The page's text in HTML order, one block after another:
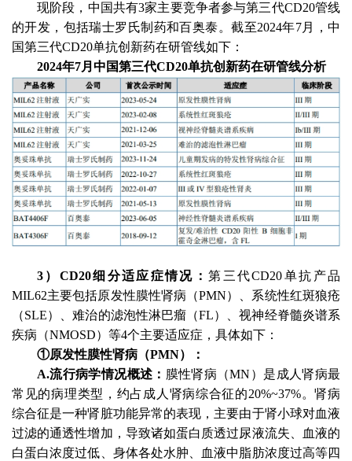
现阶段，中国共有3家主要竞争者参与第三代CD20管线
的开发，包括瑞士罗氏制药和百奥泰。截至2024年7月，中
国第三代CD20单抗创新药在研管线如下：
2024年7月中国第三代CD20单抗创新药在研管线分析
3）CD20细分适应症情况：第三代CD20单抗产品
MIL62主要包括原发性膜性肾病（PMN）、系统性红斑狼疮
（SLE）、难治的滤泡性淋巴瘤（FL）、视神经脊髓炎谱系
疾病（NMOSD）等4个主要适应症，具体如下：
①原发性膜性肾病（PMN）：
A.流行病学情况概述： 膜性肾病（MN）是成人肾病最
常见的病理类型，约占成人肾病综合征的20%~37%。肾病
综合征是一种肾脏功能异常的表现，主要由于肾小球对血液
过滤的通透性增加，导致诸如蛋白质透过尿液流失、血液的
白蛋白浓度过低、身体各处水肿、血液中脂肪浓度过高等四